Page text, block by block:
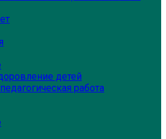
детей
работа